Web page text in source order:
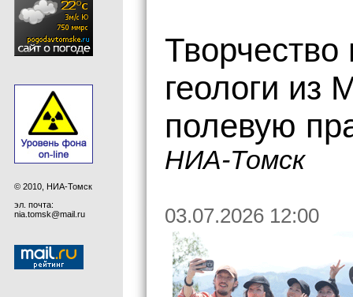
© 2010, НИА-Томск
эл. почта:
nia.tomsk@mail.ru
геологи из
полевую
НИА-Томск
03.07.2026 12:00